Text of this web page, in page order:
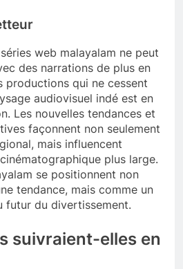
web malayalam ne peut
des narrations de plus en
productions qui ne cessent
audiovisuel indé est en
Les nouvelles tendances et
façonnent non seulement
mais influencent
plus large.
se positionnent non
tendance, mais comme un
futur du divertissement.
suivraient-elles en